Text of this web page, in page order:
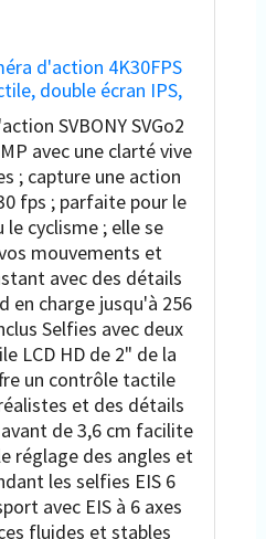
d'action 4K30FPS
double écran IPS,
étanches, zoom
à selfie flottante,
batteries, pour Vlog
SVBONY SVGo2
avec une clarté vive
; capture une action
fps ; parfaite pour le
cyclisme ; elle se
mouvements et
avec des détails
en charge jusqu'à 256
Selfies avec deux
LCD HD de 2" de la
un contrôle tactile
et des détails
de 3,6 cm facilite
réglage des angles et
les selfies EIS 6
avec EIS à 6 axes
fluides et stables